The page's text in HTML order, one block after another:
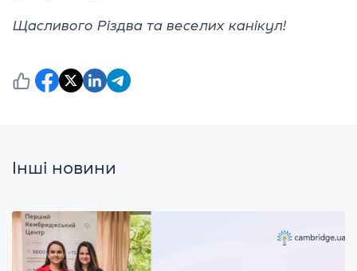
Щасливого Різдва та веселих канікул!
Інші новини